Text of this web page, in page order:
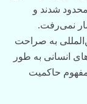
شدند و
نمی‌رفت.
به صراحت
انسانی به طور
حاکمیت